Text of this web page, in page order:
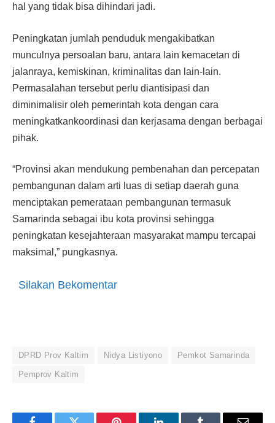
hal yang tidak bisa dihindari jadi.
Peningkatan jumlah penduduk mengakibatkan
munculnya persoalan baru, antara lain kemacetan di
jalanraya, kemiskinan, kriminalitas dan lain-lain.
Permasalahan tersebut perlu diantisipasi dan
diminimalisir oleh pemerintah kota dengan cara
meningkatkankoordinasi dan kerjasama dengan berbagai
pihak.
“Provinsi akan mendukung pembenahan dan percepatan
pembangunan dalam arti luas di setiap daerah guna
menciptakan pemerataan pembangunan termasuk
Samarinda sebagai ibu kota provinsi sehingga
peningkatan kesejahteraan masyarakat mampu tercapai
maksimal,” pungkasnya.
Silakan Bekomentar
DPRD Prov Kaltim Nidya Listiyono Pemkot Samarinda
Pemprov Kaltim